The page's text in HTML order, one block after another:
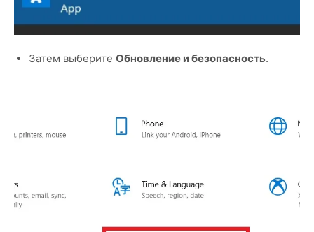
Затем выберите Обновление и безопасность.